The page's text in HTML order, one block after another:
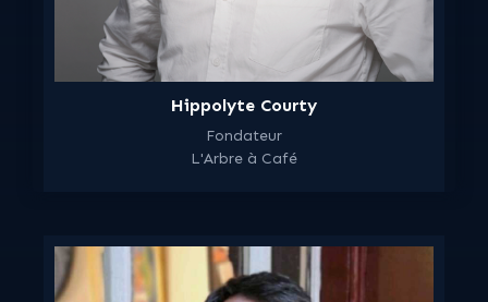
Hippolyte Courty
Fondateur
L'Arbre à Café